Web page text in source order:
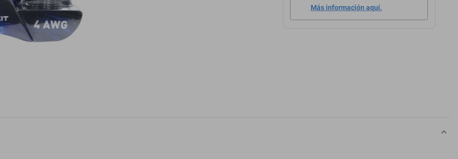
Más información aquí.